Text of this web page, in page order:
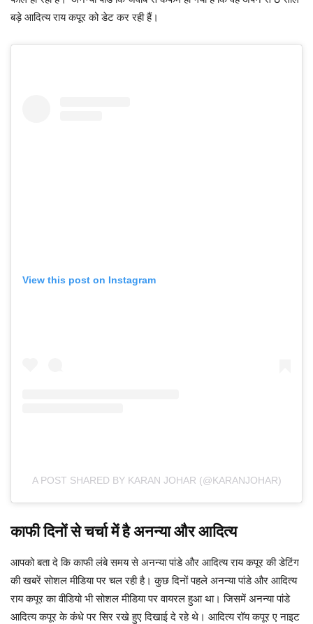
बड़े आदित्य राय कपूर को डेट कर रही हैं।
View this post on Instagram
A POST SHARED BY KARAN JOHAR (@KARANJOHAR)
काफी दिनों से चर्चा में है अनन्या और आदित्य
आपको बता दे कि काफी लंबे समय से अनन्या पांडे और आदित्य राय कपूर की डेटिंग
की खबरें सोशल मीडिया पर चल रही है। कुछ दिनों पहले अनन्या पांडे और आदित्य
राय कपूर का वीडियो भी सोशल मीडिया पर वायरल हुआ था। जिसमें अनन्या पांडे
आदित्य कपूर के कंधे पर सिर रखे हुए दिखाई दे रहे थे। आदित्य रॉय कपूर ए नाइट